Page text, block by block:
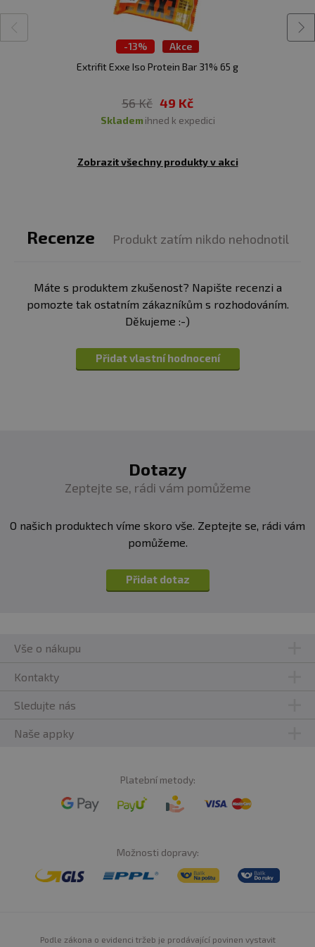
použitím.
Upozornění pro alergiky:Alergeny ve složení
tučně zvýrazněny.
-13%
Akce
Extrifit Exxe Iso Protein Bar 31% 65 g
56 Kč 49 Kč
skladem ihned k expedici
Zobrazit všechny produkty v akci
Recenze Produkt zatím nikdo nehodnotil
Máte s produktem zkušenost? Napište recenzi a
pomozte tak ostatním zákazníkům s rozhodováním.
Děkujeme :-)
Přidat vlastní hodnocení
Dotazy
Zeptejte se, rádi vám pomůžeme
O našich produktech víme skoro vše. Zeptejte se, rádi vám
pomůžeme.
Přidat dotaz
Vše o nákupu
Kontakty
Sledujte nás
Naše appky
Platební metody:
Možnosti dopravy:
Podle zákona o evidenci tržeb je prodávající povinen vystavit